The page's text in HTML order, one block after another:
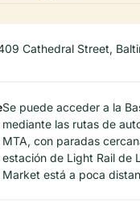
Cathedral Street,
Se puede acceder a la
mediante las rutas de
MTA, con paradas
estación de Light Rail de
Market está a poca